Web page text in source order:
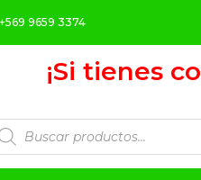
+569 9659 3374
¡Si tienes